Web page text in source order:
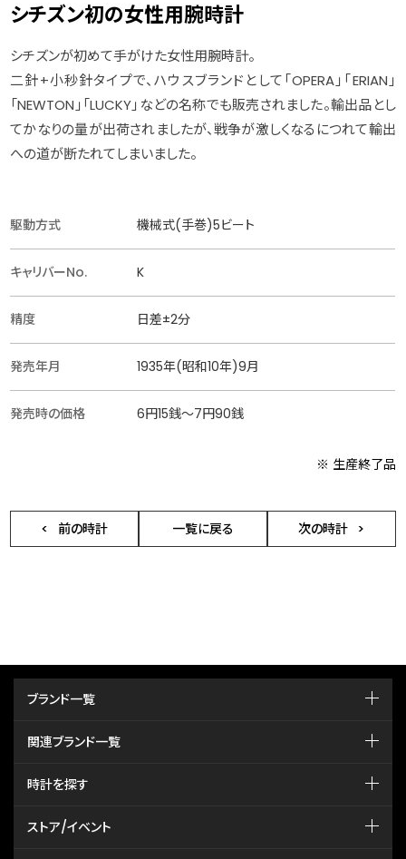
シチズン初の女性用腕時計
シチズンが初めて手がけた女性用腕時計。
二針+小秒針タイプで、ハウスブランドとして「OPERA」「ERIAN」
「NEWTON」「LUCKY」などの名称でも販売されました。輸出品とし
てかなりの量が出荷されましたが、戦争が激しくなるにつれて輸出
への道が断たれてしまいました。
駆動方式 機械式(手巻)5ビート
キャリバーNo. K
精度 日差±2分
発売年月 1935年(昭和10年)9月
発売時の価格 6円15銭〜7円90銭
※ 生産終了品
前の時計 一覧に戻る 次の時計
ブランド一覧
関連ブランド一覧
時計を探す
ストア/イベント